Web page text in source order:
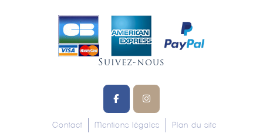
Suivez-nous
Contact Mentions légales Plan du site